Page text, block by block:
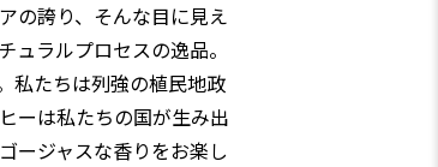
の誇り、そんな目に見え
ュラルプロセスの逸品。
私たちは列強の植民地政
ーは私たちの国が生み出
ージャスな香りをお楽し